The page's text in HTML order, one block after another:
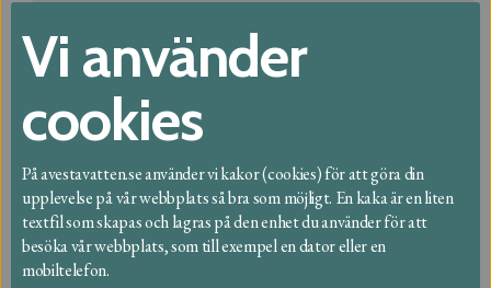
Vi använder
cookies
På avestavatten.se använder vi kakor (cookies) för att göra din
upplevelse på vår webbplats så bra som möjligt. En kaka är en liten
textfil som skapas och lagras på den enhet du använder för att
besöka vår webbplats, som till exempel en dator eller en
mobiltelefon.
Om vattenmätare och
ventilavstängning
Om avfall och återvinning
Om taxor och fakturor
Om dricksvatten